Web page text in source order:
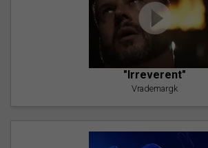
"Irreverent"
Vrademargk